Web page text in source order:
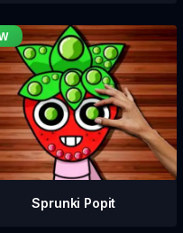
Sprunki Popit